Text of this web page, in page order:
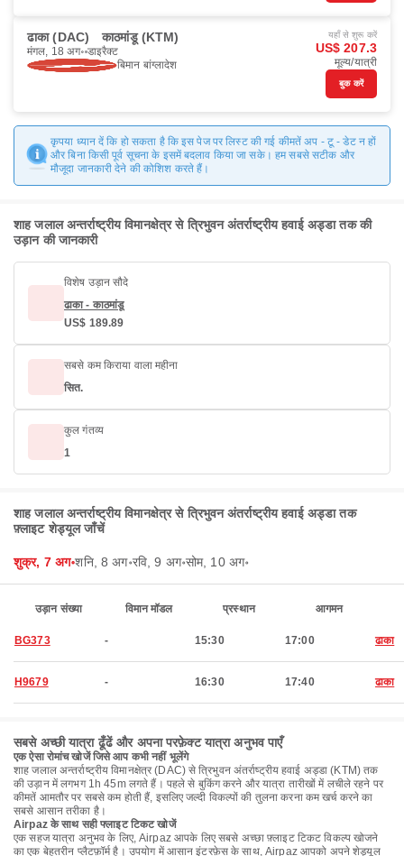
ढाका (DAC) काठमांडू (KTM)
मंगल, 18 अग॰ डाइरैक्ट
बिमान बांग्लादेश
यहाँ से शुरू करें
US$ 207.3
मूल्य/यात्री
बुक करें
कृपया ध्यान दें कि हो सकता है कि इस पेज पर लिस्ट की गई कीमतें अप - टू - डेट न हों
और बिना किसी पूर्व सूचना के इसमें बदलाव किया जा सके। हम सबसे सटीक और
मौजूदा जानकारी देने की कोशिश करते हैं।
शाह जलाल अन्तर्राष्ट्रीय विमानक्षेत्र से त्रिभुवन अंतर्राष्ट्रीय हवाई अड्डा तक की
उड़ान की जानकारी
विशेष उड़ान सौदे
ढाका - काठमांडू
US$ 189.89
सबसे कम किराया वाला महीना
सित.
कुल गंतव्य
1
शाह जलाल अन्तर्राष्ट्रीय विमानक्षेत्र से त्रिभुवन अंतर्राष्ट्रीय हवाई अड्डा तक
फ़्लाइट शेड्यूल जाँचें
शुक्र, 7 अग॰शनि, 8 अग॰रवि, 9 अग॰सोम, 10 अग॰
उड़ान संख्या विमान मॉडल प्रस्थान आगमन
BG373 - 15:30 17:00 ढाका
H9679 - 16:30 17:40 ढाका
सबसे अच्छी यात्रा ढूँढें और अपना परफ़ेक्ट यात्रा अनुभव पाएँ
एक ऐसा रोमांच खोजें जिसे आप कभी नहीं भूलेंगे
शाह जलाल अन्तर्राष्ट्रीय विमानक्षेत्र (DAC) से त्रिभुवन अंतर्राष्ट्रीय हवाई अड्डा (KTM) तक
की उड़ान में लगभग 1h 45m लगते हैं। पहले से बुकिंग करने और यात्रा तारीखों में लचीले रहने पर
कीमतें आमतौर पर सबसे कम होती हैं, इसलिए जल्दी विकल्पों की तुलना करना कम खर्च करने का
सबसे आसान तरीका है।
Airpaz के साथ सही फ्लाइट टिकट खोजें
एक सहज यात्रा अनुभव के लिए, Airpaz आपके लिए सबसे अच्छा फ़्लाइट टिकट विकल्प खोजने
का एक बेहतरीन प्लैटफ़ॉर्म है। उपयोग में आसान इंटरफ़ेस के साथ, Airpaz आपको अपने शेड्यूल